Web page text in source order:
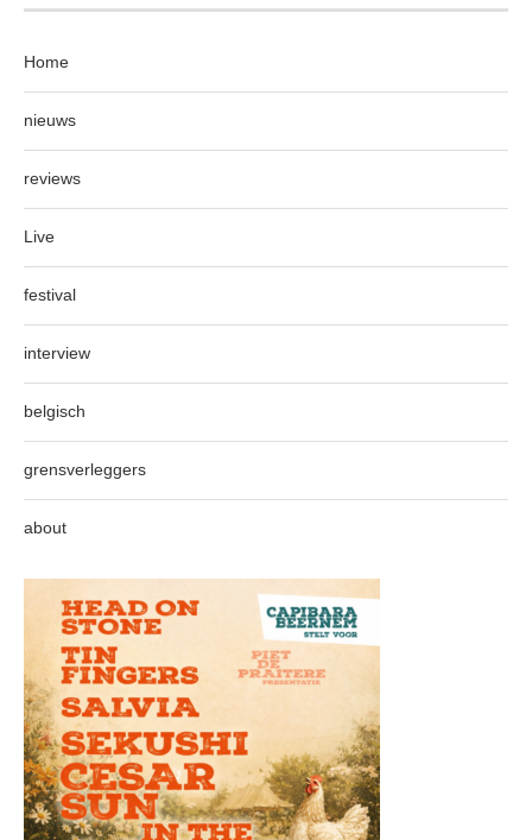
Home
nieuws
reviews
Live
festival
interview
belgisch
grensverleggers
about